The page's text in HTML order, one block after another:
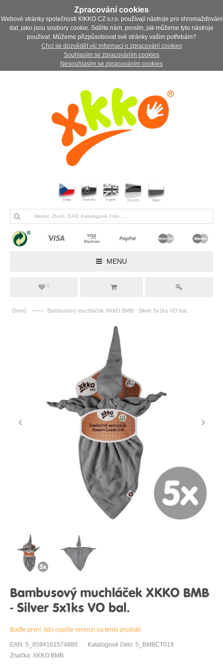
Zpracování cookies
Webové stránky společnosti KIKKO CZ s.r.o. používají nástroje pro shromažďování
dat, jako jsou soubory cookie. Sdělte nám, prosím, jak můžeme tyto nástroje
používat. Můžeme přizpůsobovat své stránky vašim potřebám?
Chci se dozvědět víc informací o zpracování cookies
Souhlasím se zpracováním cookies
Nesouhlasím se zpracováním cookies
MENU
0
Domů —— Bambusový muchláček XKKO BMB - Silver 5x1ks VO bal.
Bambusový muchláček XKKO BMB
- Silver 5x1ks VO bal.
Buďte první, kdo napíše recenzi na tento produkt
EAN: 5_8594161574880
Katalogové číslo: 5_BMBCT019
Značka: XKKO BMB